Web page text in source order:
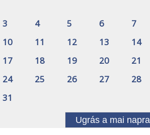
3
4 5 6 7
10
11 12 13 14
17
18 19 20 21
24
25 26 27 28
31
Ugrás a mai napra